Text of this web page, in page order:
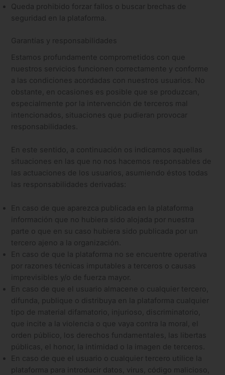
Queda prohibido forzar fallos o buscar brechas de
seguridad en la plataforma.
Garantías y responsabilidades
Estamos profundamente comprometidos con que
nuestros servicios funcionen correctamente y conforme
a las condiciones acordadas con nuestros usuarios. No
obstante, en ocasiones es posible que se produzcan,
especialmente por la intervención de terceros mal
intencionados, situaciones que pudieran provocar
responsabilidades.
En este sentido, a continuación os indicamos aquellas
situaciones en las que no nos hacemos responsables de
las actuaciones de los usuarios, asumiendo éstos todas
las responsabilidades derivadas:
En caso de que aparezca publicada en la plataforma
información que no hubiera sido alojada por nuestra
parte o que en su caso hubiera sido publicada por un
tercero ajeno a la organización.
En caso de que la plataforma no se encuentre operativa
por razones técnicas imputables a terceros o causas
imprevisibles y/o de fuerza mayor.
En caso de que el usuario almacene o cualquier tercero,
difunda, publique o distribuya en la plataforma cualquier
tipo de material difamatorio, injurioso, discriminatorio,
que incite a la violencia o que vaya contra la moral, el
orden público, los derechos fundamentales, las libertas
públicas, el honor, la intimidad o la imagen de terceros.
En caso de que el usuario o cualquier tercero utilice la
plataforma para introducir datos, virus, código malicioso,